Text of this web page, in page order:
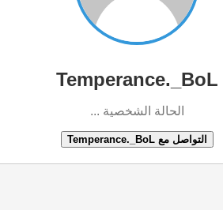
Temperance._BoL
الحالة الشخصية ...
التواصل مع Temperance._BoL